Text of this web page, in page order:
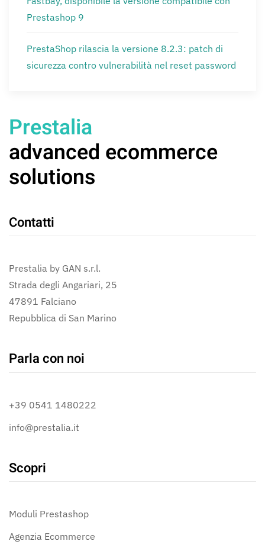
Prestashop 9
PrestaShop rilascia la versione 8.2.3: patch di
sicurezza contro vulnerabilità nel reset password
Prestalia
advanced ecommerce
solutions
Contatti
Prestalia by GAN s.r.l.
Strada degli Angariari, 25
47891 Falciano
Repubblica di San Marino
Parla con noi
+39 0541 1480222
info@prestalia.it
Scopri
Moduli Prestashop
Agenzia Ecommerce